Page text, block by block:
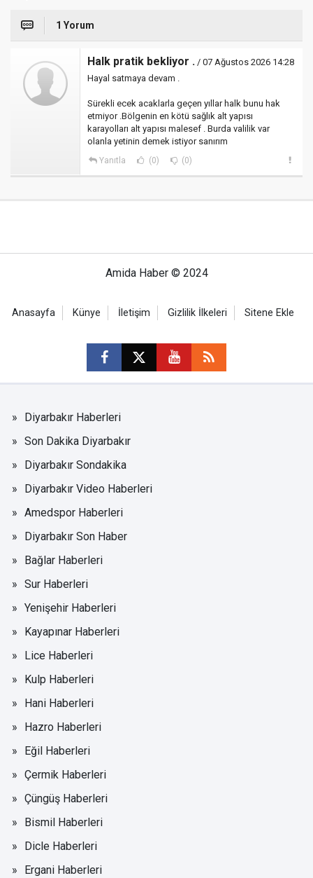
1 Yorum
Halk pratik bekliyor . / 07 Ağustos 2026 14:28
Hayal satmaya devam .
Sürekli ecek acaklarla geçen yıllar halk bunu hak
etmiyor .Bölgenin en kötü sağlık alt yapısı
karayolları alt yapısı malesef . Burda valilik var
olanla yetinin demek istiyor sanırım
Yanıtla (0) (0)
Amida Haber © 2024
Anasayfa Künye İletişim Gizlilik İlkeleri Sitene Ekle
Diyarbakır Haberleri
Son Dakika Diyarbakır
Diyarbakır Sondakika
Diyarbakır Video Haberleri
Amedspor Haberleri
Diyarbakır Son Haber
Bağlar Haberleri
Sur Haberleri
Yenişehir Haberleri
Kayapınar Haberleri
Lice Haberleri
Kulp Haberleri
Hani Haberleri
Hazro Haberleri
Eğil Haberleri
Çermik Haberleri
Çüngüş Haberleri
Bismil Haberleri
Dicle Haberleri
Ergani Haberleri